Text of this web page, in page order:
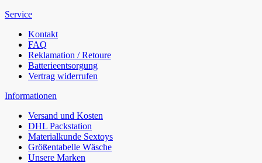
Service
Kontakt
FAQ
Reklamation / Retoure
Batterieentsorgung
Vertrag widerrufen
Informationen
Versand und Kosten
DHL Packstation
Materialkunde Sextoys
Größentabelle Wäsche
Unsere Marken